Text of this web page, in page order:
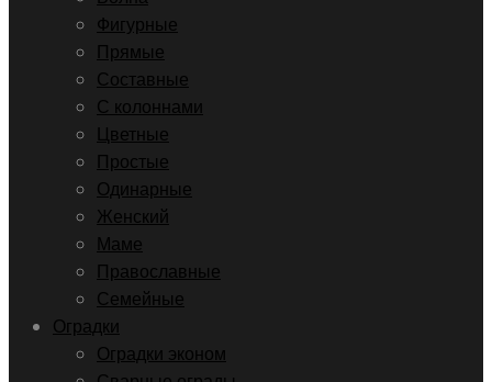
Фигурные
Прямые
Составные
С колоннами
Цветные
Простые
Одинарные
Женский
Маме
Православные
Семейные
Оградки
Оградки эконом